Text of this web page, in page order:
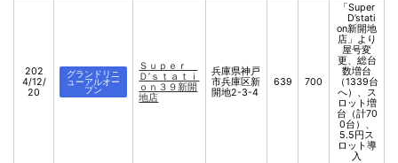
202
4/12/
20
グランドリニ
ューアルオー
プン
Ｓｕｐｅｒ
Ｄ’ｓｔａｔｉ
ｏｎ３９新開
地店
兵庫県神戸
市兵庫区新
開地2-3-4
639 700
「Super
D’stati
on新開地
店」より
屋号変
更、総台
数増台
（1339台
へ）、ス
ロット増
台（計70
0台）、
5.5円ス
ロット導
入